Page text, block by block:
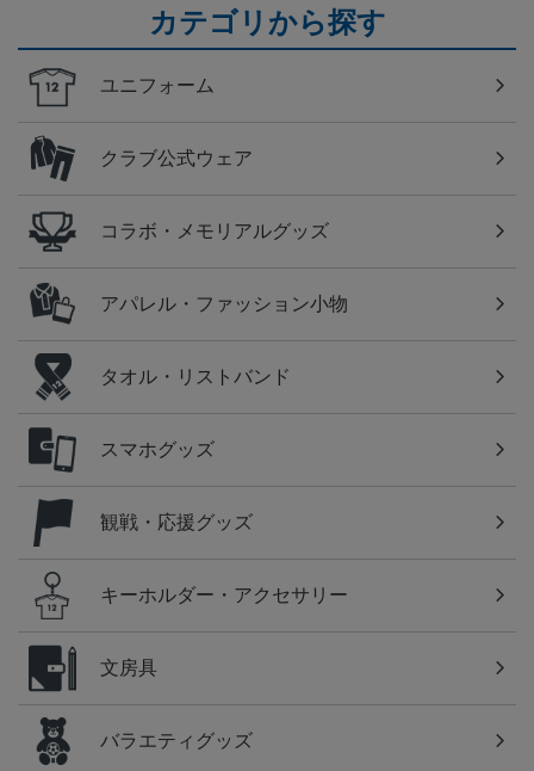
カテゴリから探す
ユニフォーム
クラブ公式ウェア
コラボ・メモリアルグッズ
アパレル・ファッション小物
タオル・リストバンド
スマホグッズ
観戦・応援グッズ
キーホルダー・アクセサリー
文房具
バラエティグッズ